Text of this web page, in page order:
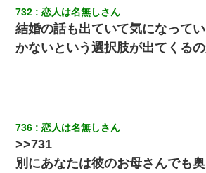
転職先が決まったので退職の意思を伝えた
「簡単には辞めさせない」私（どうせ辞め
反論をしてみた
デパートの外商『私さんだと名乗る女が、
していて…』私「！？」→ 翌日。ママ友た
しくなり・・・
732 恋人は名無しさん
結婚の話も出ていて気になって
かないという選択肢が出てくる
736 恋人は名無しさん
>>731
別にあなたは彼のお母さんでも